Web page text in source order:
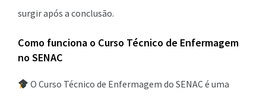
surgir após a conclusão.
Como funciona o Curso Técnico de Enfermagem
no SENAC
O Curso Técnico de Enfermagem do SENAC é uma